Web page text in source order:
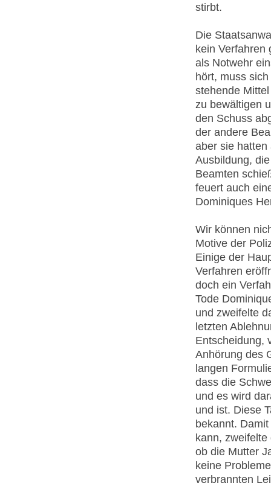
stirbt.
Die
kein Verfahren
als Notwehr
hört, muss
stehende
zu bewältigen
den Schuss
der andere
aber sie hatten
Ausbildung,
Beamten
feuert auch
Dominiques
Wir können
Motive der
Einige der
Verfahren
doch ein
Tode
und zweifelte
letzten
Entscheidung,
Anhörung des
langen
dass die
und es wird
und ist. Diese
bekannt.
kann,
ob die Mutter
keine
verbrannten